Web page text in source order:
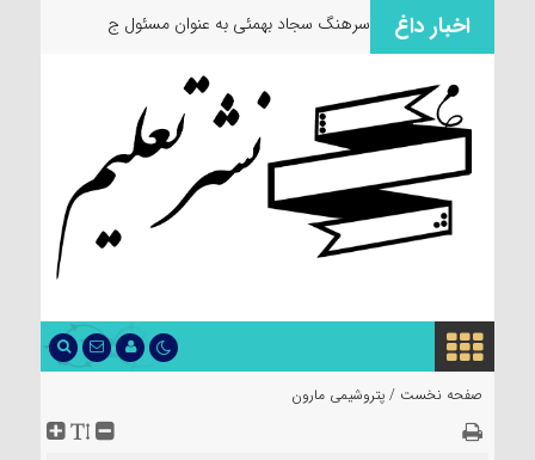
اخبار داغ سرهنگ سجاد بهمئی به عنوان مسئول جدید معاو
صفحه نخست / پتروشیمی مارون